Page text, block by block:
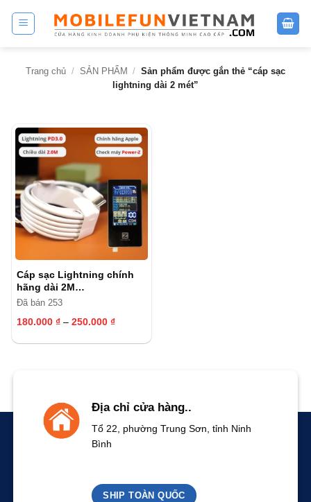
Trang chủ / SẢN PHẨM / Sản phẩm được gắn thẻ “cáp sạc
lightning dài 2 mét”
Cáp sạc Lightning chính
hãng dài 2M…
Đã bán 253
180.000 ₫ – 250.000 ₫Khoảng
Địa chỉ cửa hàng..
Tổ 22, phường Trung Sơn, tỉnh Ninh
Bình
SHIP TOÀN QUỐC